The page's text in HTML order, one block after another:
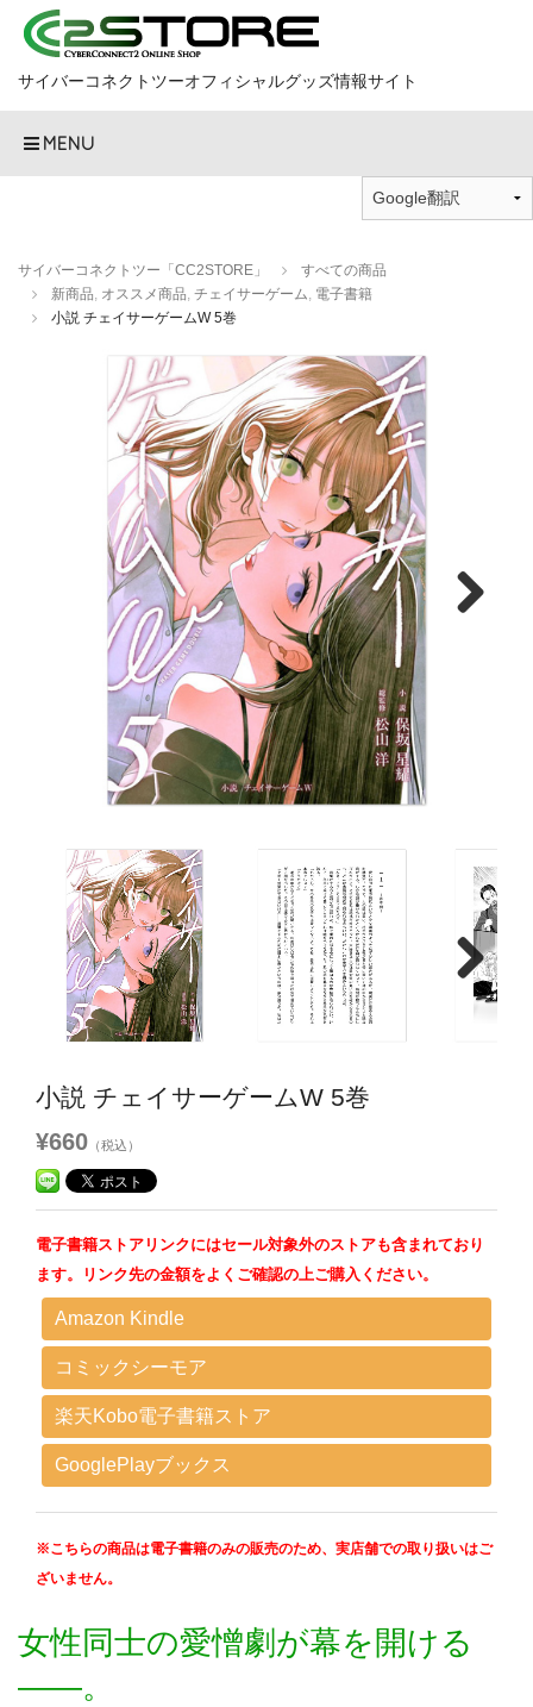
サイバーコネクトツーオフィシャルグッズ情報サイト
MENU
サイバーコネクトツー「CC2STORE」
すべての商品
新商品, オススメ商品, チェイサーゲーム, 電子書籍
小説 チェイサーゲームW 5巻
小説 チェイサーゲームW 5巻
¥660 （税込）
電子書籍ストアリンクにはセール対象外のストアも含まれており
ます。リンク先の金額をよくご確認の上ご購入ください。
Amazon Kindle
コミックシーモア
楽天Kobo電子書籍ストア
GooglePlayブックス
※こちらの商品は電子書籍のみの販売のため、実店舗での取り扱いはご
ざいません。
女性同士の愛憎劇が幕を開ける
――。